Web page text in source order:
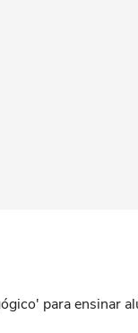
para ensinar